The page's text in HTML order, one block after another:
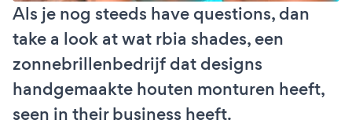
Als je nog steeds have questions, dan
take a look at wat rbia shades, een
zonnebrillenbedrijf dat designs
handgemaakte houten monturen heeft,
seen in their business heeft.